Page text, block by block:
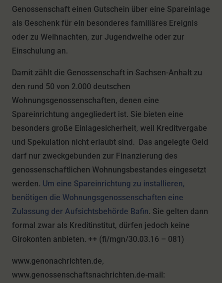
Genossenschaft einen Gutschein über eine Spareinlage
als Geschenk für ein besonderes familiäres Ereignis
oder zu Weihnachten, zur Jugendweihe oder zur
Einschulung an.
Damit zählt die Genossenschaft in Sachsen-Anhalt zu
den rund 50 von 2.000 deutschen
Wohnungsgenossenschaften, denen eine
Spareinrichtung angegliedert ist. Sie bieten eine
besonders große Einlagesicherheit, weil Kreditvergabe
und Spekulation nicht erlaubt sind. Das angelegte Geld
darf nur zweckgebunden zur Finanzierung des
genossenschaftlichen Wohnungsbestandes eingesetzt
werden. Um eine Spareinrichtung zu installieren,
benötigen die Wohnungsgenossenschaften eine
Zulassung der Aufsichtsbehörde Bafin. Sie gelten dann
formal zwar als Kreditinstitut, dürfen jedoch keine
Girokonten anbieten. ++ (fi/mgn/30.03.16 – 081)
www.genonachrichten.de,
www.genossenschaftsnachrichten.de-mail: